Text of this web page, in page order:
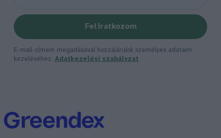
Feliratkozom
E-mail-címem megadásával hozzájárulok személyes adataim
kezeléséhez. Adatkezelési szabályzat